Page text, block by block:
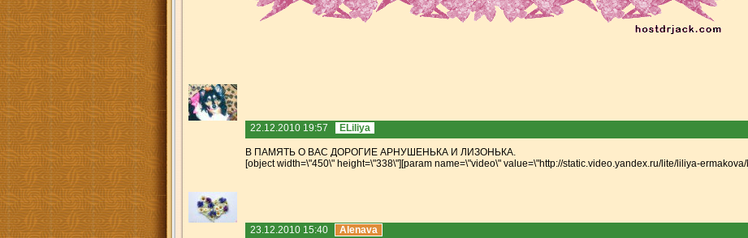
22.12.2010 19:57 ELiliya
В ПАМЯТЬ О ВАС ДОРОГИЕ АРНУШЕНЬКА И ЛИЗОНЬКА.
[object width=\"450\" height=\"338\"][param name=\"video\" value=\"http://static.video.yandex.ru/lite/liliya-ermakova/l
23.12.2010 15:40 Alenava